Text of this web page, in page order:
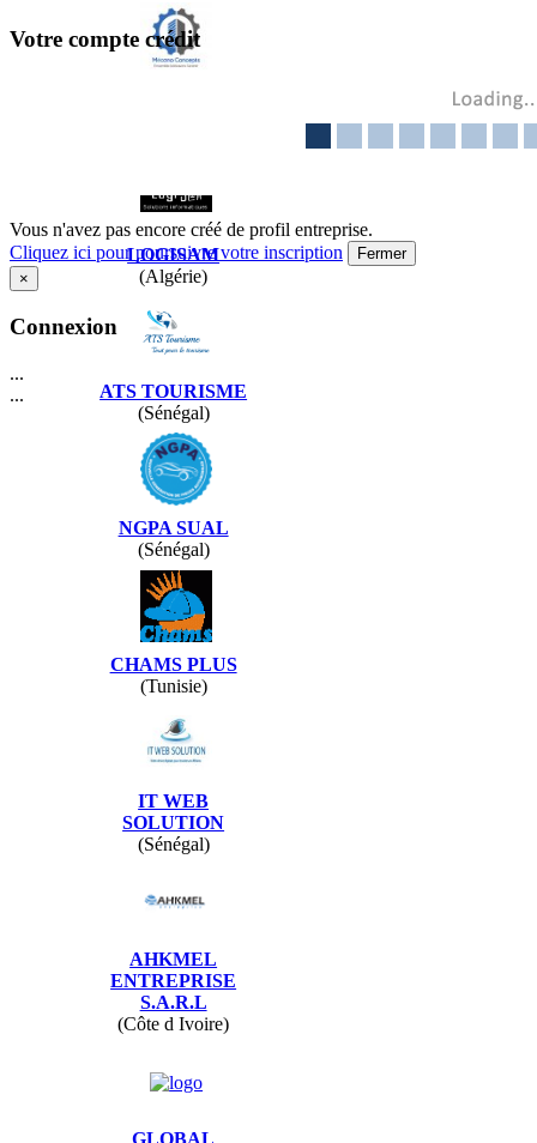
LOGISAM
(Algérie)
ATS TOURISME
(Sénégal)
NGPA SUAL
(Sénégal)
CHAMS PLUS
(Tunisie)
IT WEB
SOLUTION
(Sénégal)
AHKMEL
ENTREPRISE
S.A.R.L
(Côte d Ivoire)
Votre compte crédit
Vous n'avez pas encore créé de profil entreprise.
Cliquez ici pour poursuivre votre inscription
Fermer
×
Connexion
...
...